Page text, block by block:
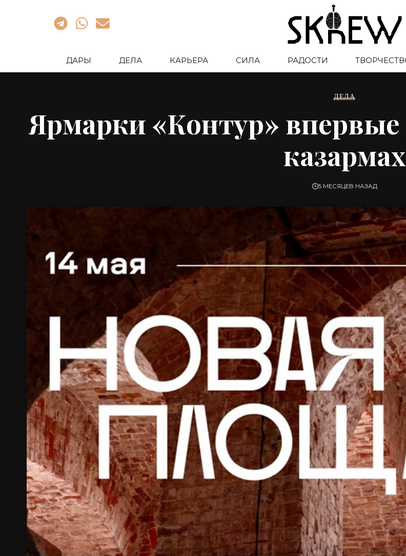
ДАРЫ ДЕЛА КАРЬЕРА СИЛА РАДОСТИ
ДЕЛА
Ярмарки «Контур»
казармах
5 МЕСЯЦЕВ НАЗАД